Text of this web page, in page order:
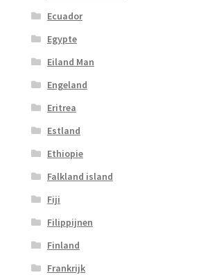
Ecuador
Egypte
Eiland Man
Engeland
Eritrea
Estland
Ethiopie
Falkland island
Fiji
Filippijnen
Finland
Frankrijk